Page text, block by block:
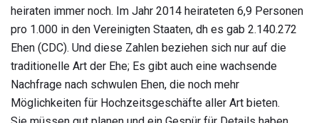
heiraten immer noch. Im Jahr 2014 heirateten 6,9 Personen
pro 1.000 in den Vereinigten Staaten, dh es gab 2.140.272
Ehen (CDC). Und diese Zahlen beziehen sich nur auf die
traditionelle Art der Ehe; Es gibt auch eine wachsende
Nachfrage nach schwulen Ehen, die noch mehr
Möglichkeiten für Hochzeitsgeschäfte aller Art bieten.